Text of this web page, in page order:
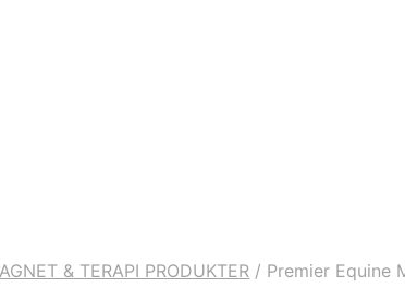
& TERAPI PRODUKTER / Premier Equine